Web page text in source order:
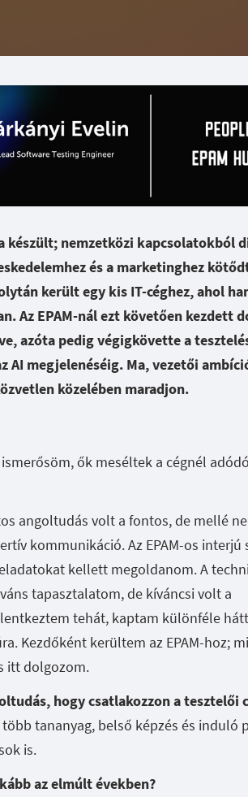
készült; nemzetközi kapcsolatokból
és a marketinghez
került egy kis IT-céghez, ahol
Az EPAM-nál ezt követően kezdett
azóta pedig végigkövette a
AI megjelenéséig. Ma, vezetői
közelében maradjon.
ők meséltek a cégnél adódó
angoltudás volt a fontos, de mellé
kommunikáció. Az EPAM-os interjú
kellett megoldanom. A
tapasztalatom, de kíváncsi volt a
tehát, kaptam különféle
Kezdőként kerültem az EPAM-hoz;
itt dolgozom.
hogy csatlakozzon a tesztelői
tananyag, belső képzés és induló
is.
az elmúlt években?